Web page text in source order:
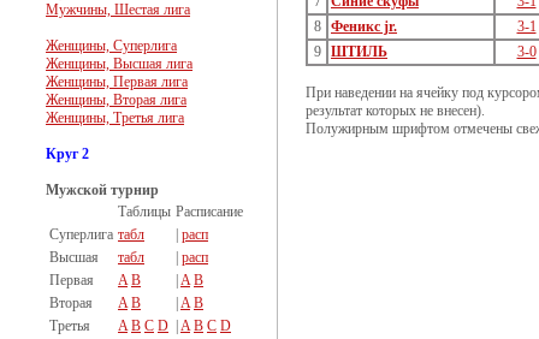
Мужчины, Шестая лига
Женщины, Суперлига
Женщины, Высшая лига
Женщины, Первая лига
Женщины, Вторая лига
Женщины, Третья лига
Круг 2
Мужской турнир
Таблицы Расписание
Суперлига табл
расп
Высшая
табл
расп
Первая
A B A B
Вторая
A B A B
Третья
A B C D A B C D
8
Феникс jr.
3-1
9
ШТИЛЬ 3-0
При наведении на ячейку под
результат которых не внесен).
Полужирным шрифтом отмечены